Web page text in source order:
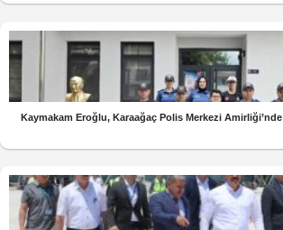
Kaymakam Eroğlu, Karaağaç Polis Merkezi Amirliği’nde